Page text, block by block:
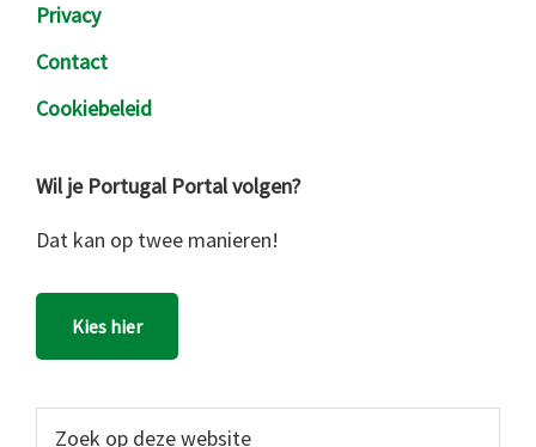
Privacy
Contact
Cookiebeleid
Wil je Portugal Portal volgen?
Dat kan op twee manieren!
Kies hier